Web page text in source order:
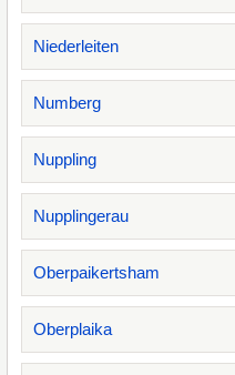
Niederleiten
Numberg
Nuppling
Nupplingerau
Oberpaikertsham
Oberplaika